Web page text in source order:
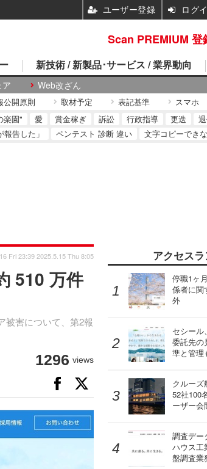
Web改ざん
新技術 / 新製品･サービス / 業界動向
公開原則 取材予定 表記基準 スマホ
楽園" 愛 賞金稼ぎ 訴訟 行政指導 更迭
告した」
ペンテスト 診断 違い 文字コピーでき
510 万件
被害について、第2報
Fri 23:39 2025.5.15 Thu 8:05
1296 views
アクセス
停職1ヶ
係者に関
外
セシール
委託先の
準と管理
クルーズ
52社100
ーザー会
調査デー
ハウス工
盤調査業
Scan PREMIUM 登
ユーザー登録 ログ